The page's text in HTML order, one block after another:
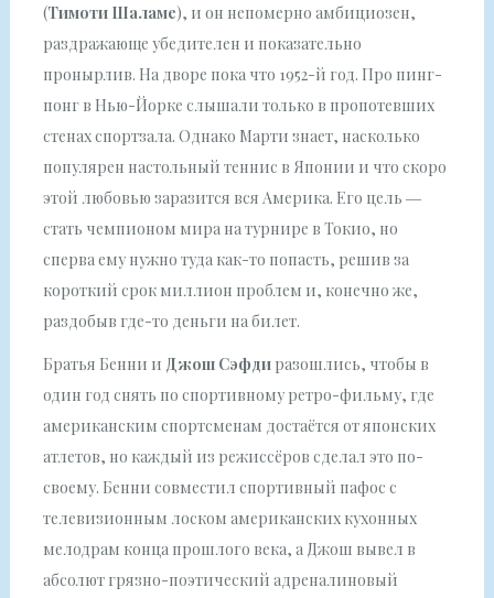
(Тимоти Шаламе), и он непомерно амбициозен,
раздражающе убедителен и показательно
пронырлив. На дворе пока что 1952-й год. Про пинг-
понг в Нью-Йорке слышали только в пропотевших
стенах спортзала. Однако Марти знает, насколько
популярен настольный теннис в Японии и что скоро
этой любовью заразится вся Америка. Его цель ―
стать чемпионом мира на турнире в Токио, но
сперва ему нужно туда как-то попасть, решив за
короткий срок миллион проблем и, конечно же,
раздобыв где-то деньги на билет.
Братья Бенни и Джош Сэфдиразошлись, чтобы в
один год снять по спортивному ретро-фильму, где
американским спортсменам достаётся от японских
атлетов, но каждый из режиссёров сделал это по-
своему. Бенни совместил спортивный пафос с
телевизионным лоском американских кухонных
мелодрам конца прошлого века, а Джош вывел в
абсолют грязно-поэтический адреналиновый